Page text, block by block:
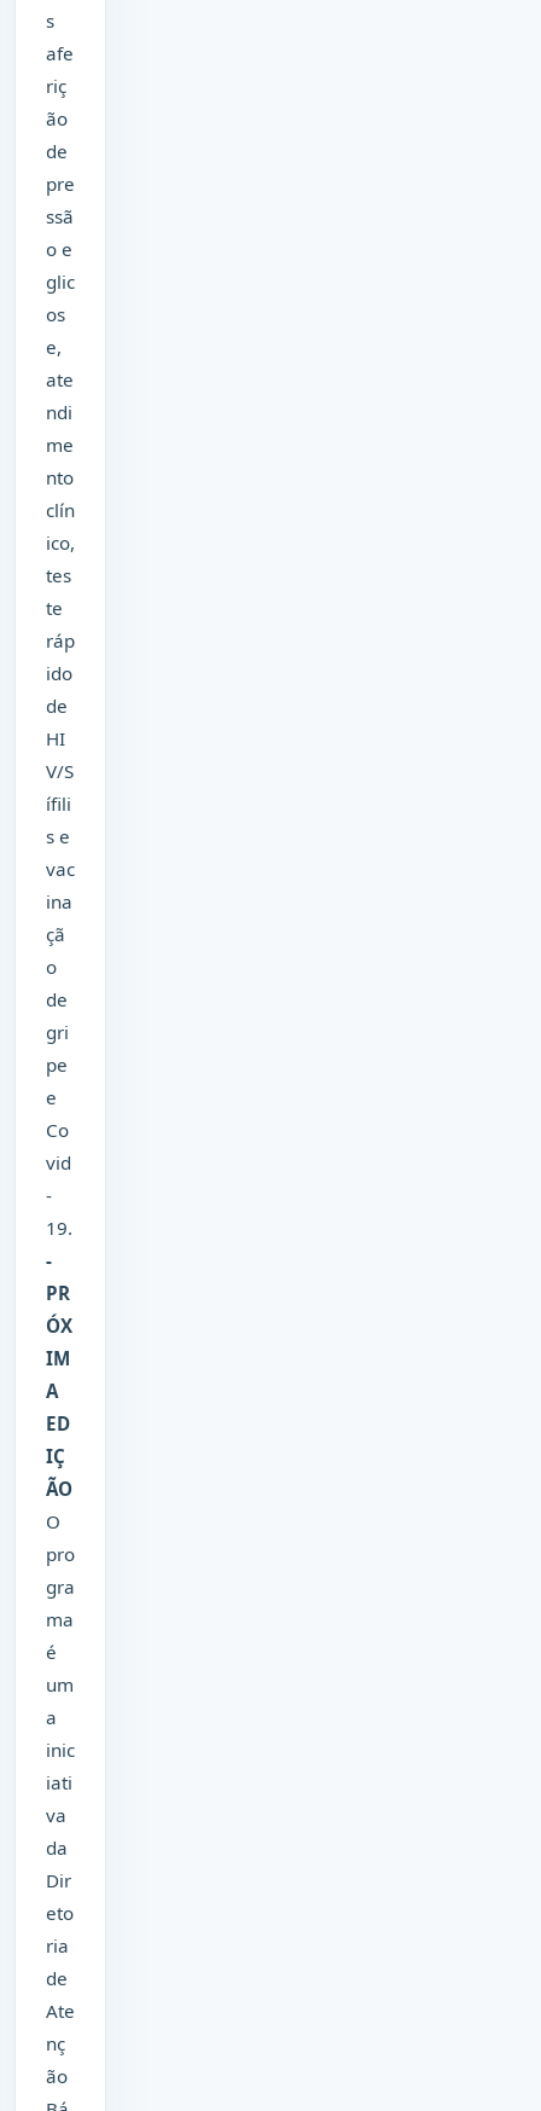
s
afe
riç
ão
de
pre
ssã
o e
glic
os
e,
ate
ndi
me
nto
clín
ico,
tes
te
ráp
ido
de
HI
V/S
ífili
s e
vac
ina
çã
o
de
gri
pe
e
Co
vid
-
19.
-
PR
ÓX
IM
A
ED
IÇ
ÃO
O
pro
gra
ma
é
um
a
inic
iati
va
da
Dir
eto
ria
de
Ate
nç
ão